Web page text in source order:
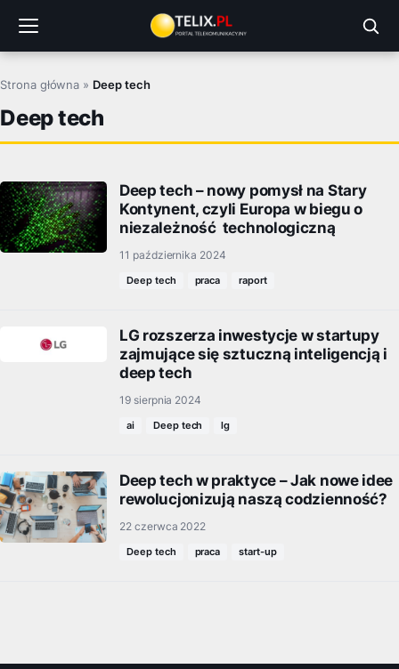
treści
Strona główna » Deep tech
Deep tech
Deep tech – nowy pomysł na Stary
Kontynent, czyli Europa w biegu o
niezależność technologiczną
11 października 2024
Deep tech praca raport
LG rozszerza inwestycje w startupy
zajmujące się sztuczną inteligencją i
deep tech
19 sierpnia 2024
ai Deep tech lg
Deep tech w praktyce – Jak nowe idee
rewolucjonizują naszą codzienność?
22 czerwca 2022
Deep tech praca start-up